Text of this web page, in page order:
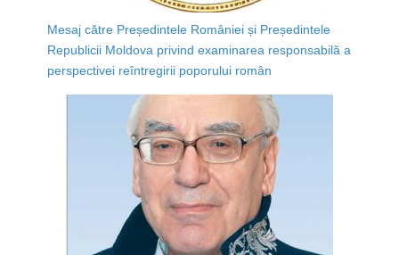
Mesaj către Președintele României și Președintele
Republicii Moldova privind examinarea responsabilă a
perspectivei reîntregirii poporului român